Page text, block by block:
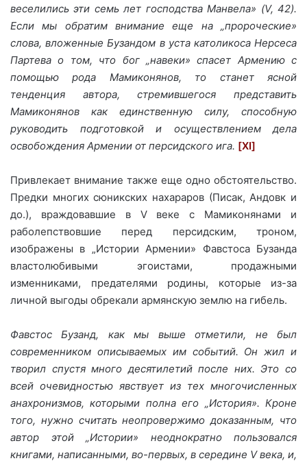
веселились эти семь лет господства Манвела» (V, 42).
Если мы обратим внимание еще на „пророческие»
слова, вложенные Бузандом в уста католикоса Нерсеса
Партева о том, что бог „навеки» спасет Армению с
помощью рода Мамиконянов, то станет ясной
тенденция автора, стремившегося представить
Мамиконянов как единственную силу, способную
руководить подготовкой и осуществлением дела
освобождения Армении от персидского ига. [XI]
Привлекает внимание также еще одно обстоятельство.
Предки многих сюникских нахараров (Писак, Андовк и
до.), враждовавшие в V веке с Мамиконянами и
раболепствовшие перед персидским, троном,
изображены в „Истории Армении» Фавстоса Бузанда
властолюбивыми эгоистами, продажными
изменниками, предателями родины, которые из-за
личной выгоды обрекали армянскую землю на гибель.
Фавстос Бузанд, как мы выше отметили, не был
современником описываемых им событий. Он жил и
творил спустя много десятилетий после них. Это со
всей очевидностью явствует из тех многочисленных
анахронизмов, которыми полна его „История». Кроне
того, нужно считать неопровержимо доказанным, что
автор этой „Истории» неоднократно пользовался
книгами, написанными, во-первых, в середине V века, и,